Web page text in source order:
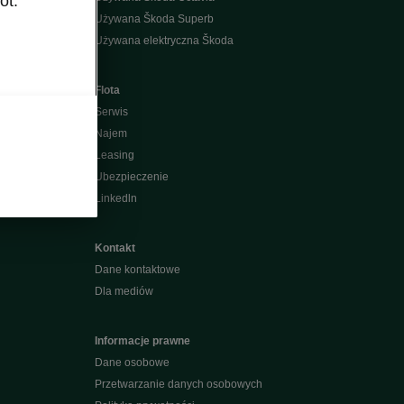
Używana Škoda Superb
Używana elektryczna Škoda
Flota
Serwis
Najem
Leasing
Ubezpieczenie
Linkedln
Kontakt
Dane kontaktowe
Dla mediów
Informacje prawne
Dane osobowe
Przetwarzanie danych osobowych